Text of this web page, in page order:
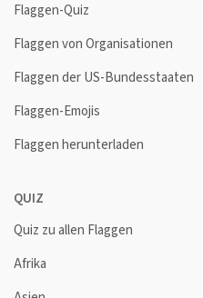
Flaggen-Quiz
Flaggen von Organisationen
Flaggen der US-Bundesstaaten
Flaggen-Emojis
Flaggen herunterladen
QUIZ
Quiz zu allen Flaggen
Afrika